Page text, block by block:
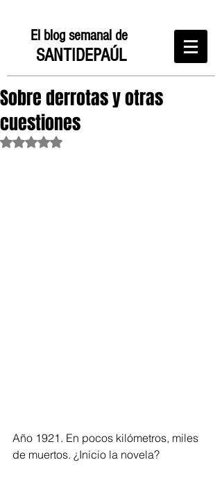
El blog semanal de
SANTIDEPAÚL
Sobre derrotas y otras
cuestiones
Obtuvo NaN de 5 estrellas.
Año 1921. En pocos kilómetros, miles
de muertos. ¿Inicio la novela?